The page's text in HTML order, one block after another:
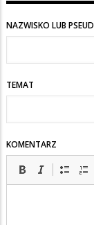
NAZWISKO LUB
TEMAT
KOMENTARZ